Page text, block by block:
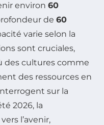
environ 60
de 60
varie selon la
sont cruciales,
des cultures comme
des ressources en
sur la
2026, la
l’avenir,